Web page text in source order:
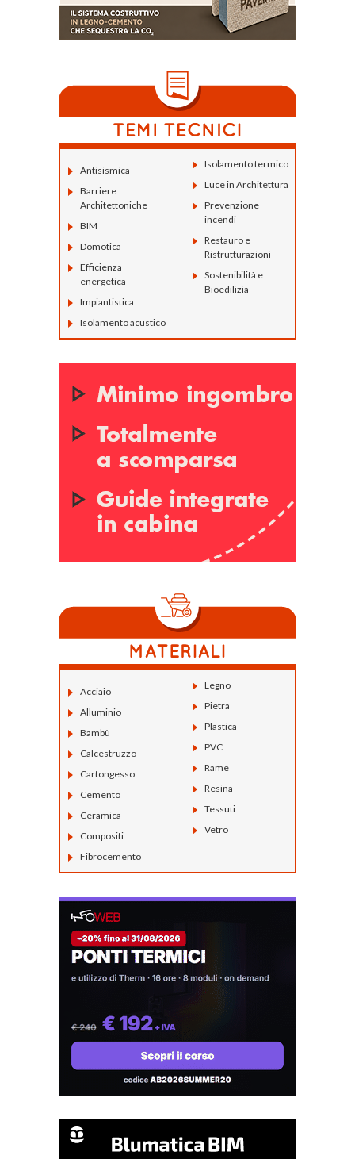
Antisismica
Barriere
Architettoniche
BIM
Domotica
Efficienza
energetica
Impiantistica
Isolamento acustico
Isolamento termico
Luce in Architettura
Prevenzione
incendi
Restauro e
Ristrutturazioni
Sostenibilità e
Bioedilizia
Acciaio
Alluminio
Bambù
Calcestruzzo
Cartongesso
Cemento
Ceramica
Compositi
Fibrocemento
Legno
Pietra
Plastica
PVC
Rame
Resina
Tessuti
Vetro